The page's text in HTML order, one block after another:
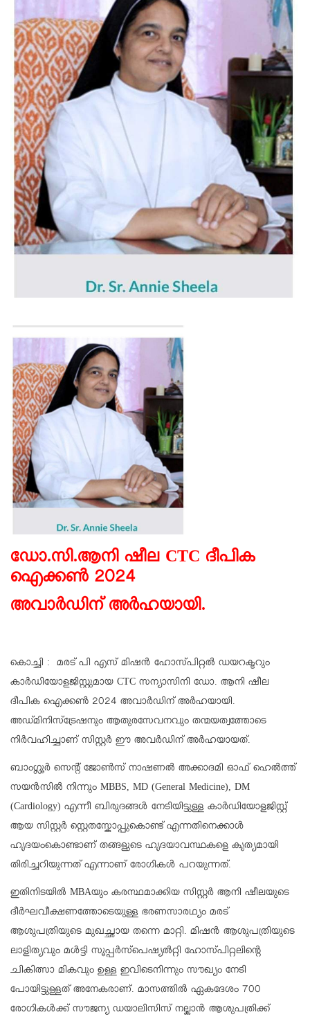
ഡോ.സി.ആനി ഷീല CTC ദീപിക
ഐക്കൺ 2024
അവാർഡിന് അർഹയായി.
കൊച്ചി : മരട്‌ പി എസ് മിഷൻ ഹോസ്പിറ്റൽ ഡയറക്ടറും
കാർഡിയോളജിസ്റ്റുമായ CTC സന്യാസിനി ഡോ. ആനി ഷീല
ദീപിക ഐക്കൺ 2024 അവാർഡിന് അർഹയായി.
അഡ്മിനിസ്ട്രേഷനും ആതുരസേവനവും തന്മയത്വത്തോടെ
നിർവഹിച്ചാണ് സിസ്റ്റർ ഈ അവർഡിന് അർഹയായത്.
ബാംഗ്ലൂർ സെൻ്റ് ജോൺസ് നാഷണൽ അക്കാദമി ഓഫ് ഹെൽത്ത്
സയൻസിൽ നിന്നും MBBS, MD (General Medicine), DM
(Cardiology) എന്നീ ബിരുദങ്ങൾ നേടിയിട്ടുള്ള കാർഡിയോളജിസ്റ്റ്
ആയ സിസ്റ്റർ സ്റ്റെതസ്കോപ്പുകൊണ്ട് എന്നതിനെക്കാൾ
ഹൃദയംകൊണ്ടാണ് തങ്ങളുടെ ഹൃദയാവസ്ഥകളെ കൃത്യമായി
തിരിച്ചറിയുന്നത് എന്നാണ് രോഗികൾ പറയുന്നത്.
ഇതിനിടയിൽ MBAയും കരസ്ഥമാക്കിയ സിസ്റ്റർ ആനി ഷീലയുടെ
ദീർഘവീക്ഷണത്തോടെയുള്ള ഭരണസാരഥ്യം മരട്
ആശുപത്രിയുടെ മുഖച്ഛായ തന്നെ മാറ്റി. മിഷൻ ആശുപത്രിയുടെ
ലാളിത്യവും മൾട്ടി സൂപ്പർസ്പെഷ്യൽറ്റി ഹോസ്പിറ്റലിന്റെ
ചികിത്സാ മികവും ഉള്ള ഇവിടെനിന്നും സൗഖ്യം നേടി
പോയിട്ടുള്ളത് അനേകരാണ്. മാസത്തിൽ ഏകദേശം 700
രോഗികൾക്ക് സൗജന്യ ഡയാലിസിസ് നല്കാൻ ആശുപത്രിക്ക്